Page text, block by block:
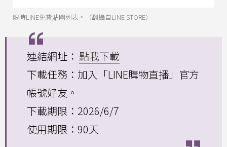
限時LINE免費貼圖列表。（翻攝自LINE STORE）
連結網址： 點我下載
下載任務：加入「LINE購物直播」官方
帳號好友。
下載期限：2026/6/7
使用期限：90天